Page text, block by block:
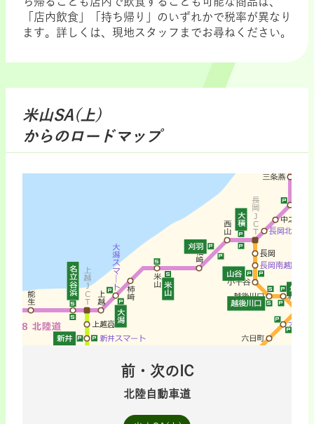
「店内飲食」「持ち帰り」のいずれかで税率が異なり
ます。詳しくは、現地スタッフまでお尋ねください。
米山SA(上)
からのロードマップ
前・次のIC
北陸自動車道